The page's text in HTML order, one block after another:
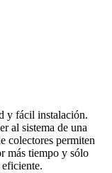
y fácil instalación.
al sistema de una
colectores permiten
más tiempo y sólo